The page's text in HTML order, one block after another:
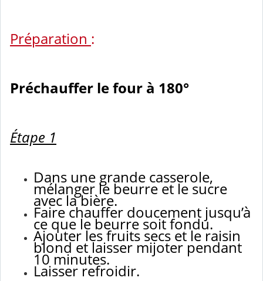
Préparation :
Préchauffer le four à 180°
Étape 1
Dans une grande casserole,
mélanger le beurre et le sucre
avec la bière.
Faire chauffer doucement jusqu’à
ce que le beurre soit fondu.
Ajouter les fruits secs et le raisin
blond et laisser mijoter pendant
10 minutes.
Laisser refroidir.